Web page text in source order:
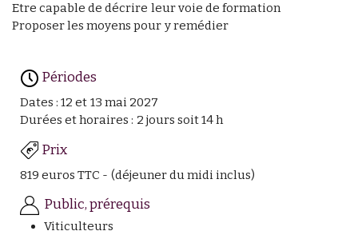
Etre capable de décrire leur voie de formation
Proposer les moyens pour y remédier
Périodes
Dates : 12 et 13 mai 2027
Durées et horaires : 2 jours soit 14 h
Prix
819 euros TTC - (déjeuner du midi inclus)
Public, prérequis
Viticulteurs